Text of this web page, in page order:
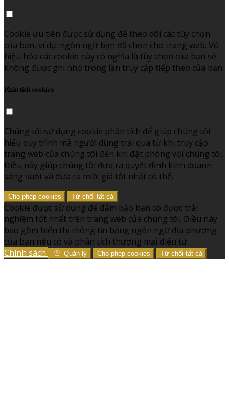
Cookie ưu tiên được sử dụng để theo dõi các tùy chọn
của bạn, ví dụ: ngôn ngữ bạn đã chọn cho trang web. Vô
hiệu hóa các cookie này có nghĩa là tùy chọn của bạn sẽ
không được ghi nhớ trong lần truy cập tiếp theo của bạn.
Phân tích cookies
Chúng tôi sử dụng cookie phân tích để giúp chúng tôi
hiểu quy trình mà người dùng trải qua từ khi truy cập
trang web của chúng tôi đến khi đặt phòng với chúng tôi.
Điều này giúp chúng tôi đưa ra quyết định kinh doanh
sáng suốt và đưa ra mức giá tốt nhất có thể.
Cho phép cookies Từ chối tất cả
Cookie được sử dụng để đảm bảo bạn có được trải
nghiệm tốt nhất trên trang web của chúng tôi. Điều này
bao gồm hiển thị thông tin bằng ngôn ngữ địa phương
của bạn nếu có và phân tích thương mại điện tử.
Chính sách
Quản lý Cho phép cookies Từ chối tất cả